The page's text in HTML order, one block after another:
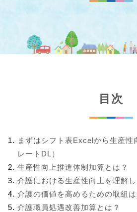
目次
まずはシフト表Excelから生産性
レートDL）
生産性向上推進体制加算とは？
介護における生産性向上を理解し
介護の価値を高めるための取組
介護職員処遇改善加算とは？